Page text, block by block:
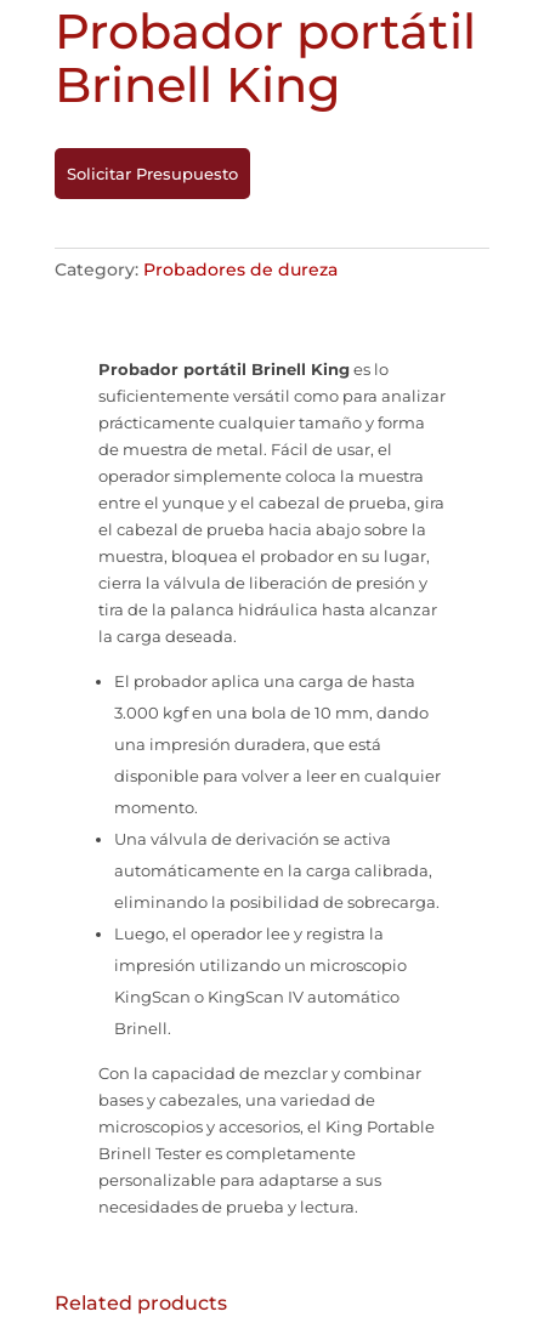
Probador portátil
Brinell King
Solicitar Presupuesto
Category: Probadores de dureza
Probador portátil Brinell Kinges lo
suficientemente versátil como para analizar
prácticamente cualquier tamaño y forma
de muestra de metal. Fácil de usar, el
operador simplemente coloca la muestra
entre el yunque y el cabezal de prueba, gira
el cabezal de prueba hacia abajo sobre la
muestra, bloquea el probador en su lugar,
cierra la válvula de liberación de presión y
tira de la palanca hidráulica hasta alcanzar
la carga deseada.
El probador aplica una carga de hasta
3.000 kgf en una bola de 10 mm, dando
una impresión duradera, que está
disponible para volver a leer en cualquier
momento.
Una válvula de derivación se activa
automáticamente en la carga calibrada,
eliminando la posibilidad de sobrecarga.
Luego, el operador lee y registra la
impresión utilizando un microscopio
KingScan o KingScan IV automático
Brinell.
Con la capacidad de mezclar y combinar
bases y cabezales, una variedad de
microscopios y accesorios, el King Portable
Brinell Tester es completamente
personalizable para adaptarse a sus
necesidades de prueba y lectura.
Related products